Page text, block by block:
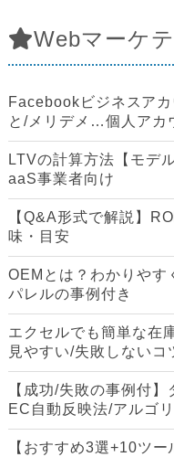
Webマーケ
Facebookビジネスア
と/メリデメ…個人アカ
LTVの計算方法【モデ
aaS事業者向け
【Q&A形式で解説】
味・目安
OEMとは？わかりやす
パレルの事例付き
エクセルでも簡単な在
見やすい/失敗しないコ
【成功/失敗の事例付
EC自動反映法/アルゴ
【おすすめ3選+10ツ